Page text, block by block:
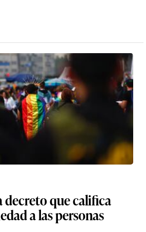
decreto que califica
a las personas